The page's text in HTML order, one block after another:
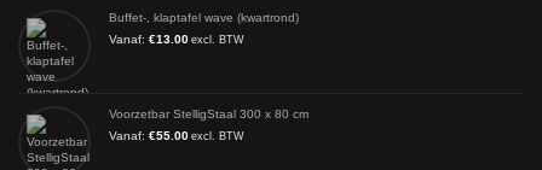
Buffet-, klaptafel wave (kwartrond)
Vanaf: €13.00 excl. BTW
Voorzetbar StelligStaal 300 x 80 cm
Vanaf: €55.00 excl. BTW